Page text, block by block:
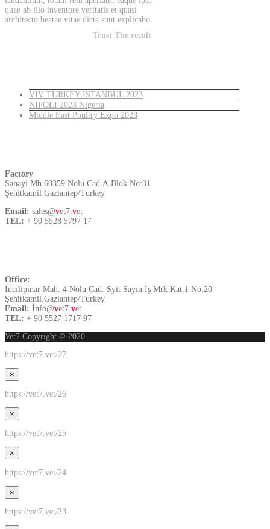
quae ab illo inventore veritatis et quasi
architecto beatae vitae dicta sunt explicabo.
Trust The result
VIV TURKEY ISTANBUL 2023
NIPOLI 2023 Nigeria
Middle East Poultry Expo 2023
Factory
Sanayi Mh.60359 Nolu.Cad.A.Blok No:31
Şehitkamil.Gaziantep/Turkey
Email: sales@vet7. vet
TEL: + 90 5528 5797 17
Office:
İncilipınar Mah. 4 Nolu Cad. Syit Sayın İş Mrk Kat:1 No.20
Şehitkamil.Gaziantep/Turkey
Email: İnfo@vet7. vet
TEL: + 90 5527 1717 97
Vet7 Copyright © 2020
https://vet7.vet/27
×
https://vet7.vet/26
×
https://vet7.vet/25
×
https://vet7.vet/24
×
https://vet7.vet/23